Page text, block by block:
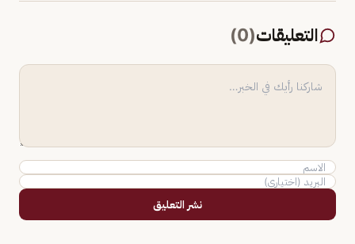
التعليقات(
0
)
نشر التعليق